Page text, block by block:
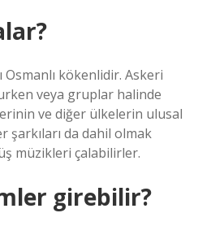
kökenlidir. Askeri
veya gruplar halinde
ve diğer ülkelerin ulusal
şarkıları da dahil olmak
müzikleri çalabilirler.
girebilir?